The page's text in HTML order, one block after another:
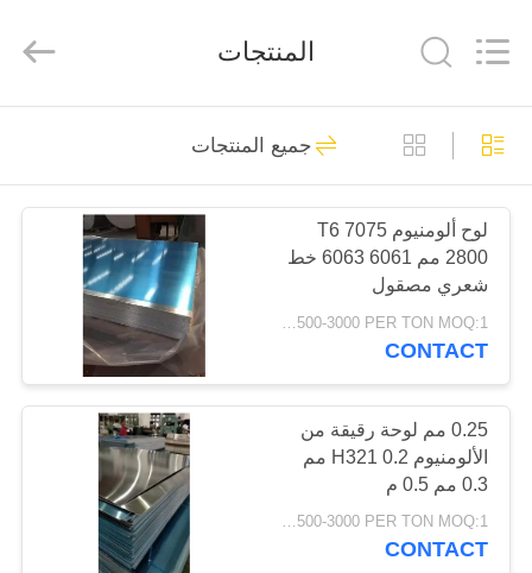
المنزل
المنتجات
فيديوهات
معلومات
عنا
جولة
المصنع
HONGJINMILAI
STEEL
Rights
لوحة مسطحة من
الفولاذ المقاوم للصدأ
لوحة ورقة الفولاذ
المقاوم للصدأ
92
المنتجات
جميع المنتجات
لوح ألومنيوم 7075 T6
2800 مم 6061 6063 خط
شعري مصقول
USD1500-3000 PER TON MOQ:1 طن
CONTACT
0.25 مم لوحة رقيقة من
الألومنيوم H321 0.2 مم
0.3 مم 0.5 م
USD1500-3000 PER TON MOQ:1 طن
CONTACT